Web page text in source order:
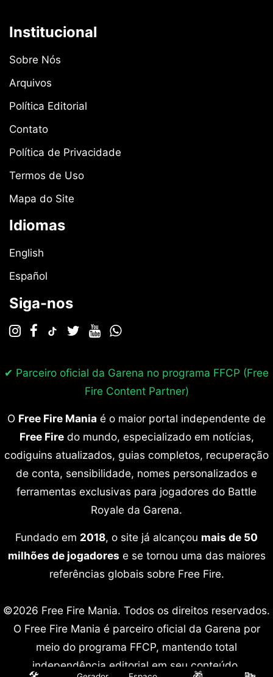
Institucional
Sobre Nós
Arquivos
Política Editorial
Contato
Política de Privacidade
Termos de Uso
Mapa do Site
Idiomas
English
Español
Siga-nos
✔ Parceiro oficial da Garena no programa FFCP (Free
Fire Content Partner)
O Free Fire Mania é o maior portal independente de
Free Firedo mundo, especializado em notícias,
codiguins atualizados, guias completos, recuperação
de conta, sensibilidade, nomes personalizados e
ferramentas exclusivas para jogadores do Battle
Royale da Garena.
Fundado em 2018, o site já alcançou mais de 50
milhões de jogadores e se tornou uma das maiores
referências globais sobre Free Fire.
©2026 Free Fire Mania. Todos os direitos reservados.
O Free Fire Mania é parceiro oficial da Garena por
meio do programa FFCP, mantendo total
independência editorial em seu conteúdo.